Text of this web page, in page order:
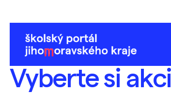
Vyberte si